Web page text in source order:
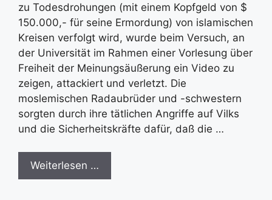
zu Todesdrohungen (mit einem Kopfgeld von $
150.000,- für seine Ermordung) von islamischen
Kreisen verfolgt wird, wurde beim Versuch, an
der Universität im Rahmen einer Vorlesung über
Freiheit der Meinungsäußerung ein Video zu
zeigen, attackiert und verletzt. Die
moslemischen Radaubrüder und -schwestern
sorgten durch ihre tätlichen Angriffe auf Vilks
und die Sicherheitskräfte dafür, daß die …
Weiterlesen …